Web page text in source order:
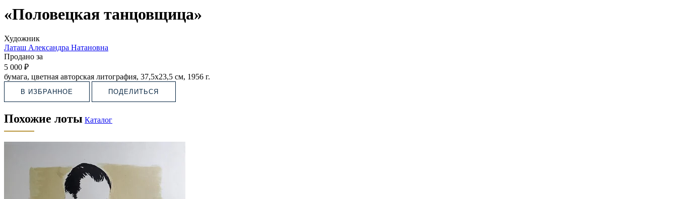
«Половецкая танцовщица»
Художник
Латаш Александра Натановна
Продано за
5 000 ₽
бумага, цветная авторская литография, 37,5х23,5 см, 1956 г.
В ИЗБРАННОЕ ПОДЕЛИТЬСЯ
Похожие лоты Каталог